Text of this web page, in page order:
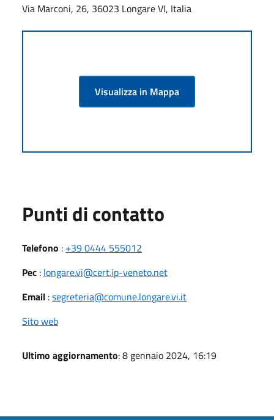
Via Marconi, 26, 36023 Longare VI, Italia
Visualizza in Mappa
Punti di contatto
Telefono : +39 0444 555012
Pec : longare.vi@cert.ip-veneto.net
Email :segreteria@comune.longare.vi.it
Sito web
Ultimo aggiornamento: 8 gennaio 2024, 16:19